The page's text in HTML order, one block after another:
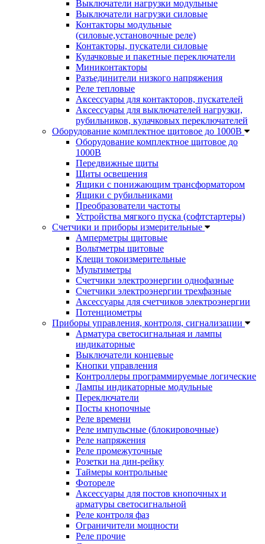
Выключатели нагрузки модульные
Выключатели нагрузки силовые
Контакторы модульные
(силовые,установочные реле)
Контакторы, пускатели силовые
Кулачковые и пакетные переключатели
Миниконтакторы
Разъединители низкого напряжения
Реле тепловые
Аксессуары для контакторов, пускателей
Аксессуары для выключателей нагрузки,
рубильников, кулачковых переключателей
Оборудование комплектное щитовое до 1000В
Оборудование комплектное щитовое до
1000В
Передвижные щиты
Щиты освещения
Ящики с понижающим трансформатором
Ящики с рубильниками
Преобразователи частоты
Устройства мягкого пуска (софтстартеры)
Счетчики и приборы измерительные
Амперметры щитовые
Вольтметры щитовые
Клещи токоизмерительные
Мультиметры
Счетчики электроэнергии однофазные
Счетчики электроэнергии трехфазные
Аксессуары для счетчиков электроэнергии
Потенциометры
Приборы управления, контроля, сигнализации
Арматура светосигнальная и лампы
индикаторные
Выключатели концевые
Кнопки управления
Контроллеры программируемые логические
Лампы индикаторные модульные
Переключатели
Посты кнопочные
Реле времени
Реле импульсные (блокировочные)
Реле напряжения
Реле промежуточные
Розетки на дин-рейку
Таймеры контрольные
Фотореле
Аксессуары для постов кнопочных и
арматуры светосигнальной
Реле контроля фаз
Ограничители мощности
Реле прочие